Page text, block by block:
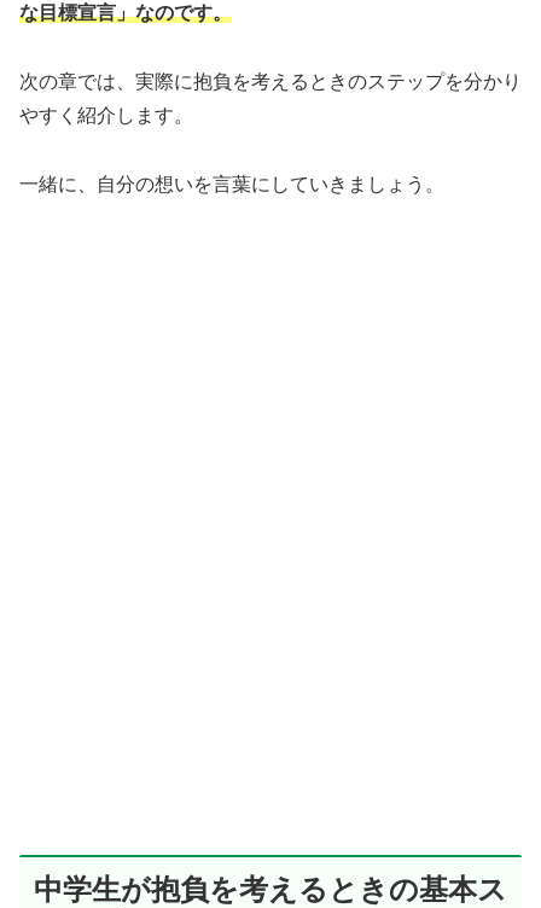
な目標宣言」なのです。
次の章では、実際に抱負を考えるときのステップを分かり
やすく紹介します。
一緒に、自分の想いを言葉にしていきましょう。
中学生が抱負を考えるときの基本ス